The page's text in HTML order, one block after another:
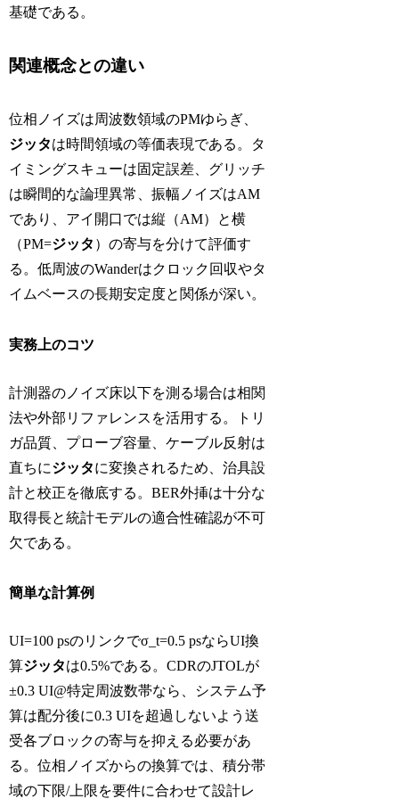
基礎である。
関連概念との違い
位相ノイズは周波数領域のPMゆらぎ、
ジッタは時間領域の等価表現である。タ
イミングスキューは固定誤差、グリッチ
は瞬間的な論理異常、振幅ノイズはAM
であり、アイ開口では縦（AM）と横
（PM=ジッタ ）の寄与を分けて評価す
る。低周波のWanderはクロック回収やタ
イムベースの長期安定度と関係が深い。
実務上のコツ
計測器のノイズ床以下を測る場合は相関
法や外部リファレンスを活用する。トリ
ガ品質、プローブ容量、ケーブル反射は
直ちにジッタに変換されるため、治具設
計と校正を徹底する。BER外挿は十分な
取得長と統計モデルの適合性確認が不可
欠である。
簡単な計算例
UI=100 psのリンクでσ_t=0.5 psならUI換
算ジッタは0.5%である。CDRのJTOLが
±0.3 UI@特定周波数帯なら、システム予
算は配分後に0.3 UIを超過しないよう送
受各ブロックの寄与を抑える必要があ
る。位相ノイズからの換算では、積分帯
域の下限/上限を要件に合わせて設計レ